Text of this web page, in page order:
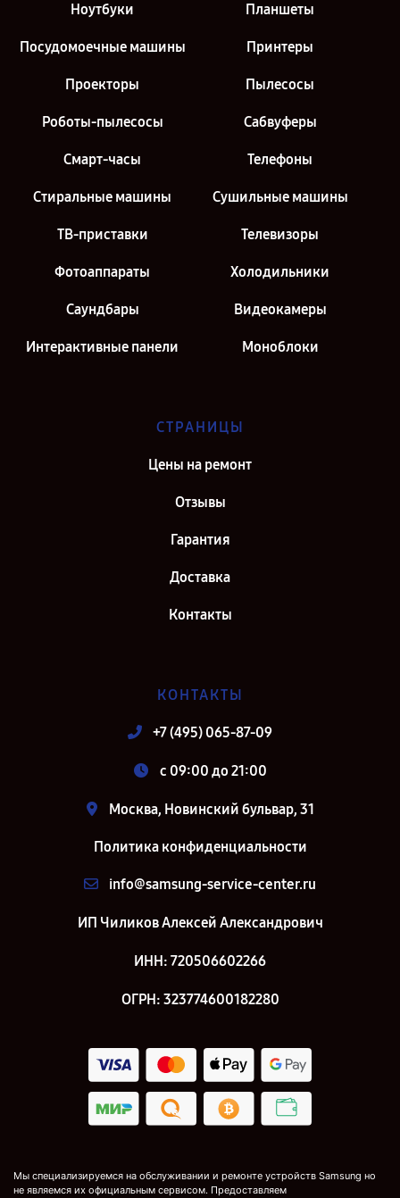
Ноутбуки Планшеты
Посудомоечные машины Принтеры
Проекторы Пылесосы
Роботы-пылесосы Сабвуферы
Смарт-часы Телефоны
Стиральные машины Сушильные машины
ТВ-приставки Телевизоры
Фотоаппараты Холодильники
Саундбары Видеокамеры
Интерактивные панели Моноблоки
СТРАНИЦЫ
Цены на ремонт
Отзывы
Гарантия
Доставка
Контакты
КОНТАКТЫ
+7 (495) 065-87-09
c 09:00 до 21:00
Москва, Новинский бульвар, 31
Политика конфиденциальности
info@samsung-service-center.ru
ИП Чиликов Алексей Александрович
ИНН: 720506602266
ОГРН: 323774600182280
Мы специализируемся на обслуживании и ремонте устройств Samsung но
не являемся их официальным сервисом. Предоставляем